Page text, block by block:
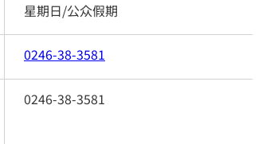
星期日/公众假期
0246-38-3581
0246-38-3581